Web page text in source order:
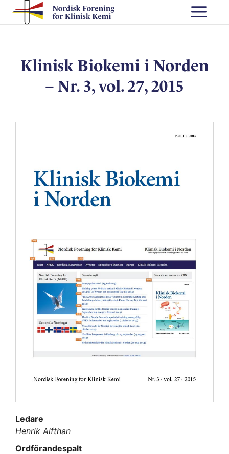
Klinisk Biokemi i Norden
– Nr. 3, vol. 27, 2015
Ledare
Henrik Alfthan
Ordförandespalt